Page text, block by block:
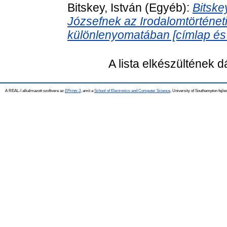
Bitskey, István (Egyéb):
Józsefnek az
különlenyomatában [címlap
A lista elkészültének
A REAL-I alkalmazott szoftvere az EPrints 3, amit a School of Electronics and Computer Science , University of Southampton